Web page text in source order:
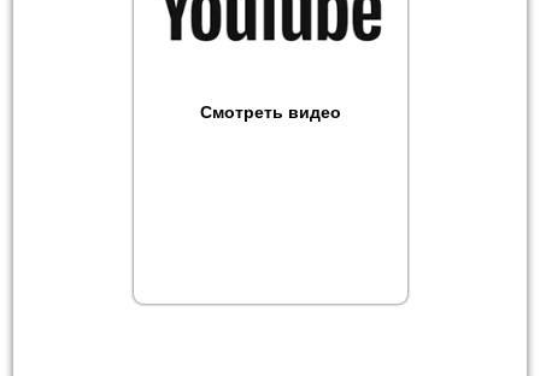
Смотреть видео